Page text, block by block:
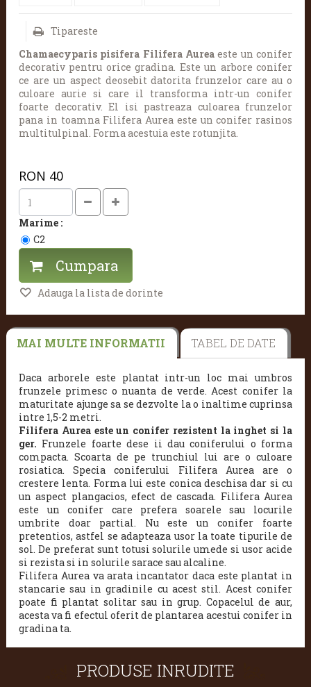
Tipareste
Chamaecyparis pisifera Filifera Aurea este un conifer
decorativ pentru orice gradina. Este un arbore conifer
ce are un aspect deosebit datorita frunzelor care au o
culoare aurie si care il transforma intr-un conifer
foarte decorativ. El isi pastreaza culoarea frunzelor
pana in toamna Filifera Aurea este un conifer rasinos
multitulpinal. Forma acestuia este rotunjita.
RON 40
Marime :
C2
Cumpara
Adauga la lista de dorinte
MAI MULTE INFORMATII TABEL DE DATE
Daca arborele este plantat intr-un loc mai umbros
frunzele primesc o nuanta de verde. Acest conifer la
maturitate ajunge sa se dezvolte la o inaltime cuprinsa
intre 1,5-2 metri.
Filifera Aurea este un conifer rezistent la inghet si la
ger. Frunzele foarte dese ii dau coniferului o forma
compacta. Scoarta de pe trunchiul lui are o culoare
rosiatica. Specia coniferului Filifera Aurea are o
crestere lenta. Forma lui este conica deschisa dar si cu
un aspect plangacios, efect de cascada. Filifera Aurea
este un conifer care prefera soarele sau locurile
umbrite doar partial. Nu este un conifer foarte
pretentios, astfel se adapteaza usor la toate tipurile de
sol. De preferat sunt totusi solurile umede si usor acide
si rezista si in solurile sarace sau alcaline.
Filifera Aurea va arata incantator daca este plantat in
stancarie sau in gradinile cu acest stil. Acest conifer
poate fi plantat solitar sau in grup. Copacelul de aur,
acesta va fi efectul oferit de plantarea acestui conifer in
gradina ta.
PRODUSE INRUDITE